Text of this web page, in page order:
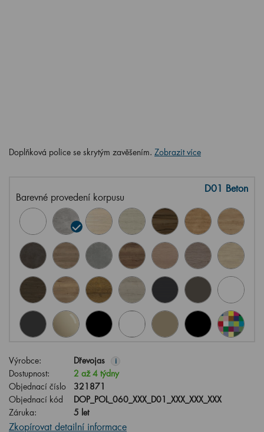
Doplňková police se skrytým zavěšením. Zobrazit více
Barevné provedení korpusu
D01 Beton
Výrobce: Dřevojas i
Dostupnost:
2 až 4 týdny
Objednací číslo
321871
Objednací kód
DOP_POL_060_XXX_D01_XXX_XXX_XXX
Záruka:
5 let
Zkopírovat detailní informace